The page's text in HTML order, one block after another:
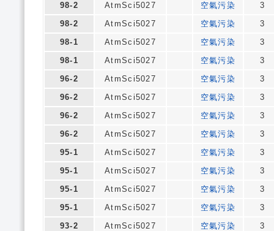
98-2
AtmSci5027 空氣污染
3
98-2
AtmSci5027 空氣污染
3
98-1
AtmSci5027 空氣污染
3
98-1
AtmSci5027 空氣污染
3
96-2
AtmSci5027 空氣污染
3
96-2
AtmSci5027 空氣污染
3
96-2
AtmSci5027 空氣污染
3
96-2
AtmSci5027 空氣污染
3
95-1
AtmSci5027 空氣污染
3
95-1
AtmSci5027 空氣污染
3
95-1
AtmSci5027 空氣污染
3
95-1
AtmSci5027 空氣污染
3
93-2
AtmSci5027 空氣污染
3